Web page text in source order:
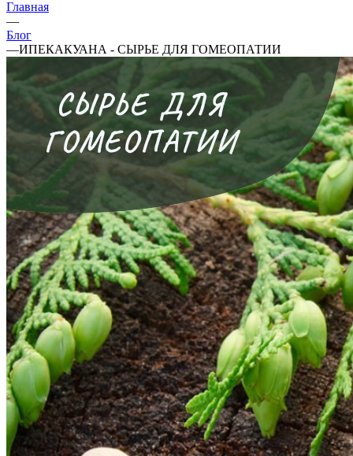
Главная
—
Блог
—ИПЕКАКУАНА - СЫРЬЕ ДЛЯ ГОМЕОПАТИИ